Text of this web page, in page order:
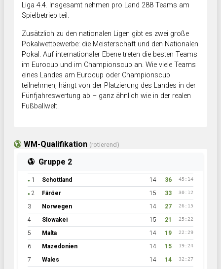
Liga 4.4. Insgesamt nehmen pro Land 288 Teams am
Spielbetrieb teil.
Zusätzlich zu den nationalen Ligen gibt es zwei große
Pokalwettbewerbe: die Meisterschaft und den Nationalen
Pokal. Auf internationaler Ebene treten die besten Teams
im Eurocup und im Championscup an. Wie viele Teams
eines Landes am Eurocup oder Championscup
teilnehmen, hängt von der Platzierung des Landes in der
Fünfjahreswertung ab – ganz ähnlich wie in der realen
Fußballwelt.
WM-Qualifikation (rotierend)
Gruppe 2
● 1 Schottland 14 36 45:14
● 2 Färöer 15 33 30:12
3 Norwegen 14 27 26:15
4 Slowakei 15 21 25:22
5 Malta 14 19 22:29
6 Mazedonien 14 15 19:24
7 Wales 14 14 32:27